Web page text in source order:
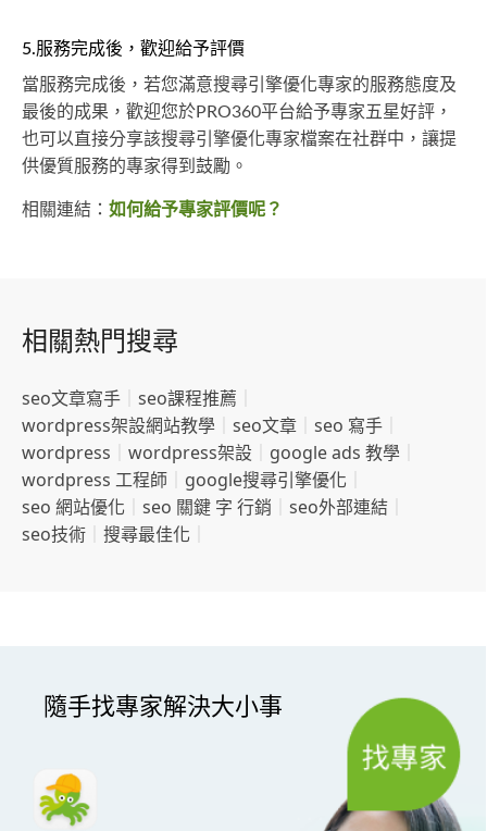
5.服務完成後，歡迎給予評價
當服務完成後，若您滿意搜尋引擎優化專家的服務態度及
最後的成果，歡迎您於PRO360平台給予專家五星好評，
也可以直接分享該搜尋引擎優化專家檔案在社群中，讓提
供優質服務的專家得到鼓勵。
相關連結： 如何給予專家評價呢？
相關熱門搜尋
seo文章寫手 seo課程推薦
wordpress架設網站教學
seo文章 seo 寫手
wordpress
wordpress架設 google ads 教學
wordpress 工程師
google搜尋引擎優化
seo 網站優化
seo 關鍵 字 行銷 seo外部連結
seo技術
搜尋最佳化
隨手找專家解決大小事